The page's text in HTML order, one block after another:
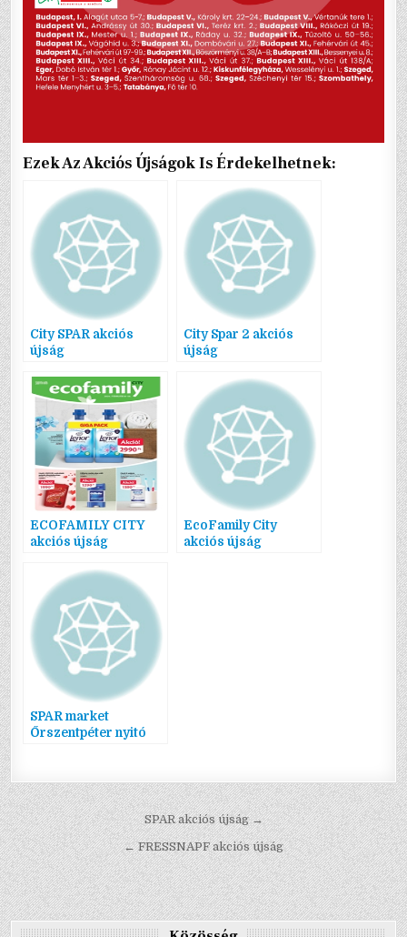
Ezek Az Akciós Újságok Is Érdekelhetnek:
City SPAR akciós
újság
City Spar 2 akciós
újság
ECOFAMILY CITY
akciós újság
EcoFamily City
akciós újság
SPAR market
Őrszentpéter nyitó
Bejegyzés
navigáció
SPAR akciós újság →
← FRESSNAPF akciós újság